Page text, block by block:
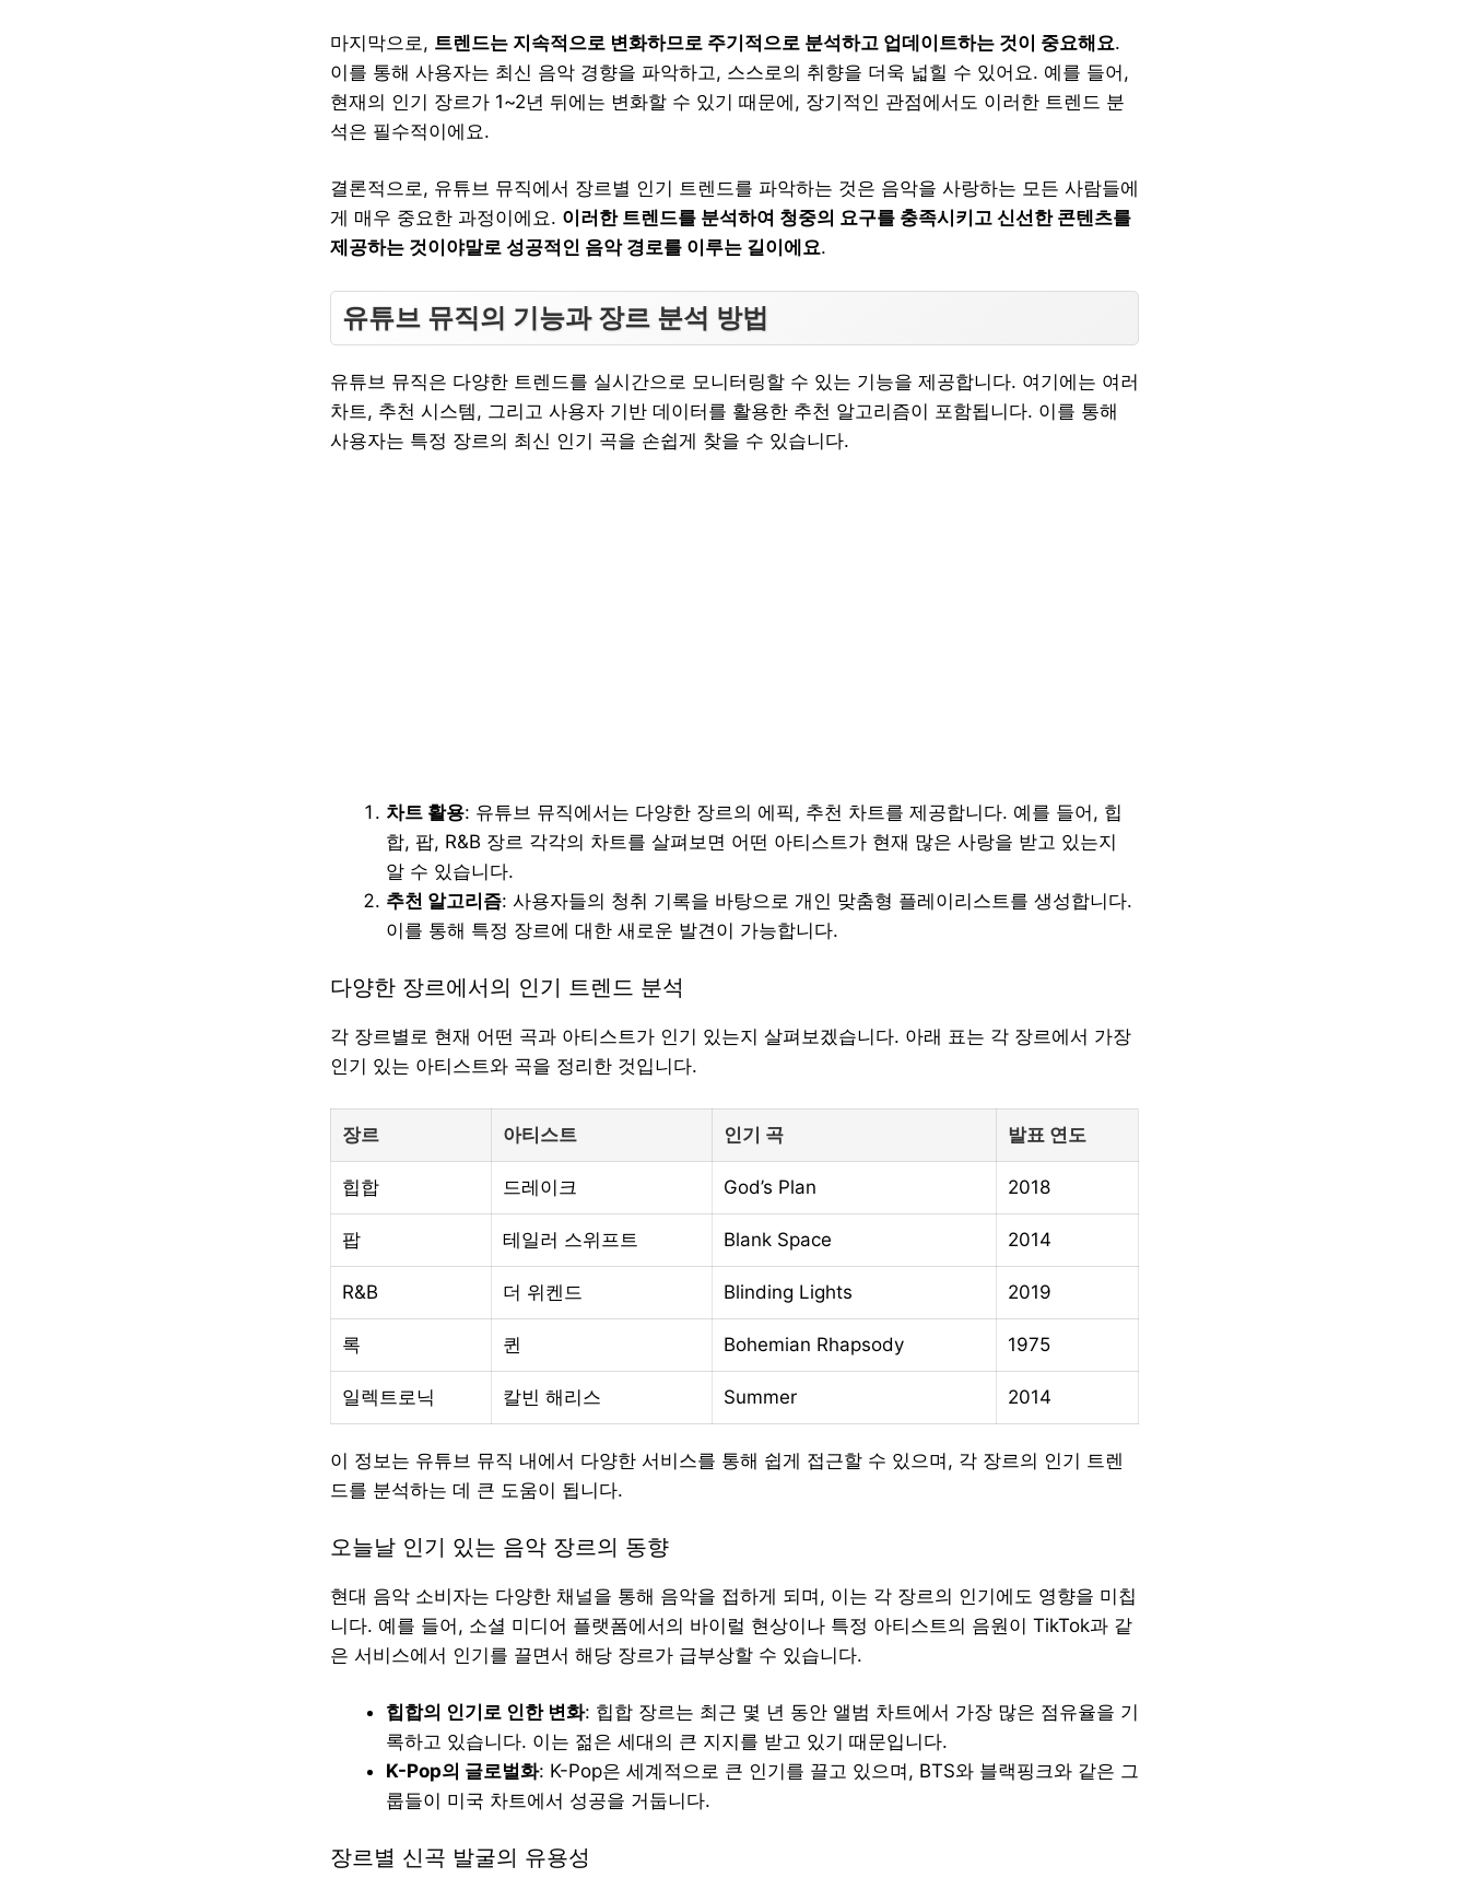
마지막으로, 트렌드는 지속적으로 변화하므로 주기적으로 분석하고 업데이트하는 것이 중요해요.
이를 통해 사용자는 최신 음악 경향을 파악하고, 스스로의 취향을 더욱 넓힐 수 있어요. 예를 들어,
현재의 인기 장르가 1~2년 뒤에는 변화할 수 있기 때문에, 장기적인 관점에서도 이러한 트렌드 분
석은 필수적이에요.
결론적으로, 유튜브 뮤직에서 장르별 인기 트렌드를 파악하는 것은 음악을 사랑하는 모든 사람들에
게 매우 중요한 과정이에요. 이러한 트렌드를 분석하여 청중의 요구를 충족시키고 신선한 콘텐츠를
제공하는 것이야말로 성공적인 음악 경로를 이루는 길이에요.
유튜브 뮤직의 기능과 장르 분석 방법
유튜브 뮤직은 다양한 트렌드를 실시간으로 모니터링할 수 있는 기능을 제공합니다. 여기에는 여러
차트, 추천 시스템, 그리고 사용자 기반 데이터를 활용한 추천 알고리즘이 포함됩니다. 이를 통해
사용자는 특정 장르의 최신 인기 곡을 손쉽게 찾을 수 있습니다.
차트 활용: 유튜브 뮤직에서는 다양한 장르의 에픽, 추천 차트를 제공합니다. 예를 들어, 힙
합, 팝, R&B 장르 각각의 차트를 살펴보면 어떤 아티스트가 현재 많은 사랑을 받고 있는지
알 수 있습니다.
추천 알고리즘: 사용자들의 청취 기록을 바탕으로 개인 맞춤형 플레이리스트를 생성합니다.
이를 통해 특정 장르에 대한 새로운 발견이 가능합니다.
다양한 장르에서의 인기 트렌드 분석
각 장르별로 현재 어떤 곡과 아티스트가 인기 있는지 살펴보겠습니다. 아래 표는 각 장르에서 가장
인기 있는 아티스트와 곡을 정리한 것입니다.
장르 아티스트 인기 곡 발표 연도
힙합 드레이크 God’s Plan 2018
팝 테일러 스위프트 Blank Space 2014
R&B 더 위켄드 Blinding Lights 2019
록 퀸 Bohemian Rhapsody 1975
일렉트로닉 칼빈 해리스 Summer 2014
이 정보는 유튜브 뮤직 내에서 다양한 서비스를 통해 쉽게 접근할 수 있으며, 각 장르의 인기 트렌
드를 분석하는 데 큰 도움이 됩니다.
오늘날 인기 있는 음악 장르의 동향
현대 음악 소비자는 다양한 채널을 통해 음악을 접하게 되며, 이는 각 장르의 인기에도 영향을 미칩
니다. 예를 들어, 소셜 미디어 플랫폼에서의 바이럴 현상이나 특정 아티스트의 음원이 TikTok과 같
은 서비스에서 인기를 끌면서 해당 장르가 급부상할 수 있습니다.
힙합의 인기로 인한 변화: 힙합 장르는 최근 몇 년 동안 앨범 차트에서 가장 많은 점유율을 기
록하고 있습니다. 이는 젊은 세대의 큰 지지를 받고 있기 때문입니다.
K-Pop의 글로벌화: K-Pop은 세계적으로 큰 인기를 끌고 있으며, BTS와 블랙핑크와 같은 그
룹들이 미국 차트에서 성공을 거둡니다.
장르별 신곡 발굴의 유용성